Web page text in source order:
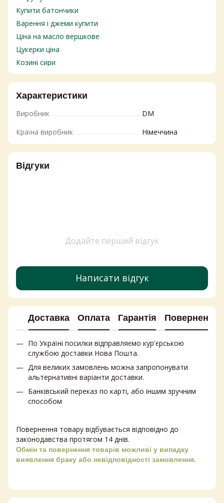
Купити батончики
Варення і джеми купити
Ціна на масло вершкове
Цукерки ціна
Козині сири
Напівтверді сири
Ціна сиру камамбер
Освіжувачі повітря
Ціни на підгузки
Шоколадки ціна
Товари з європи купити
Мило
Купити чай україна
Печиво ціни
Характеристики
Виробник
DM
Країна виробник
Німеччина
Відгуки
Додайте перший відгук
Написати відгук
Доставка Оплата Гарантія Повернення
По Україні посилки відправляємо кур'єрською
службою доставки Нова Пошта.
Для великих замовлень можна запропонувати
альтернативні варіанти доставки.
Банківський переказ по карті, або іншим зручним
способом
Повернення товару відбувається відповідно до
законодавства протягом 14 днів.
Обмін та повернення товарів можливі у випадку
виявлення браку або невідповідності замовлення.